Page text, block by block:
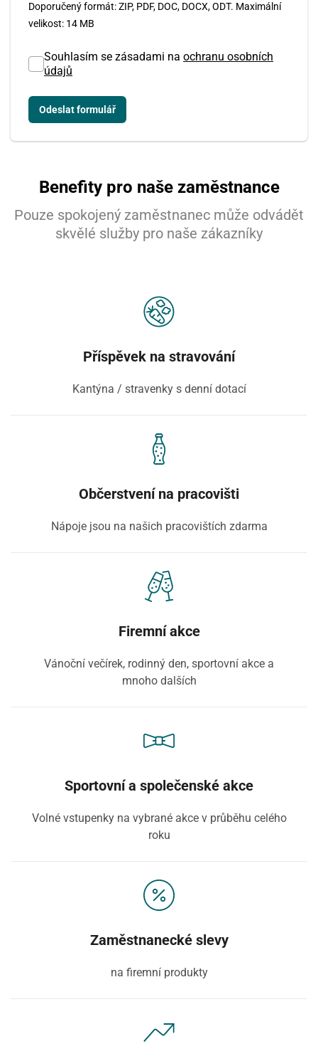
Doporučený formát: ZIP, PDF, DOC, DOCX, ODT. Maximální
velikost: 14 MB
Souhlasím se zásadami na ochranu osobních
údajů
Benefity pro naše zaměstnance
Pouze spokojený zaměstnanec může odvádět
skvělé služby pro naše zákazníky
Příspěvek na stravování
Kantýna / stravenky s denní dotací
Občerstvení na pracovišti
Nápoje jsou na našich pracovištích zdarma
Firemní akce
Vánoční večírek, rodinný den, sportovní akce a
mnoho dalších
Sportovní a společenské akce
Volné vstupenky na vybrané akce v průběhu celého
roku
Zaměstnanecké slevy
na firemní produkty